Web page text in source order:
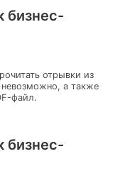
бизнес-
отрывки из
невозможно, а также
файл.
бизнес-